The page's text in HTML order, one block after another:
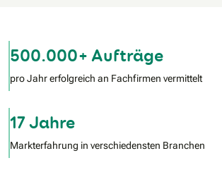
500.000+ Aufträge
pro Jahr erfolgreich an Fachfirmen vermittelt
17 Jahre
Markterfahrung in verschiedensten Branchen